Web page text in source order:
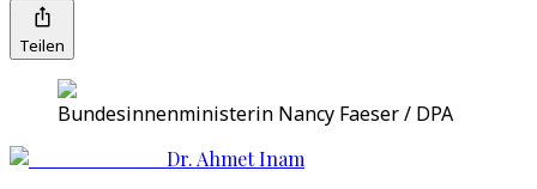
Teilen
Bundesinnenministerin Nancy Faeser / DPA
Dr. Ahmet Inam